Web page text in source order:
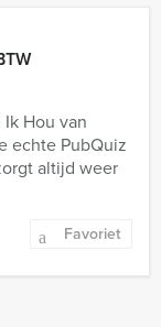
Hou van
echte PubQuiz
altijd weer
Favoriet